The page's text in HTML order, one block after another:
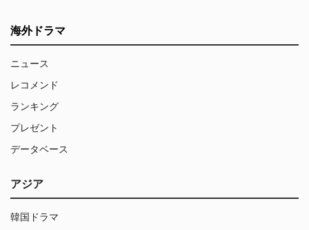
海外ドラマ
ニュース
レコメンド
ランキング
プレゼント
データベース
アジア
韓国ドラマ